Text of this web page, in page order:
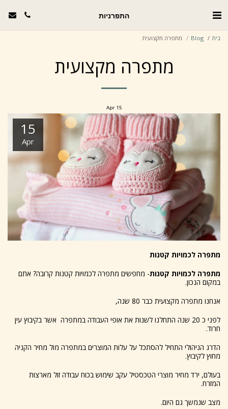
התפרניות
בית Blog מתפרה מקצועית
מתפרה מקצועית
15
Apr
15
Apr
מתפרה לכמויות קטנות
מתפרה לכמויות קטנות- מחפשים מתפרה לכמויות קטנות קרובה? אתם
במקום הנכון.
אנחנו מתפרה מקצועית כבר 80 שנה,
לפני כ 20 שנה התחלנו לשנות את אופי העבודה במתפרה אשר בקיבוץ עין
חרוד.
הדרג הניהולי התחיל להסתכל על עלות המוצרים במתפרה מול מחיר הקניה
מחוץ לקיבוץ.
בעולם, ירד מחיר מוצרי הטכסטיל עקב שימוש בכוח עבודה זול מארצות
המזרח.
מצב שנמשך גם היום.